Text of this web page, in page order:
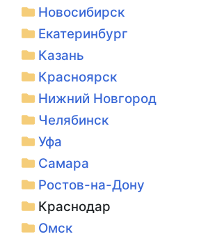
Новосибирск
Екатеринбург
Казань
Красноярск
Нижний Новгород
Челябинск
Уфа
Самара
Ростов-на-Дону
Краснодар
Омск